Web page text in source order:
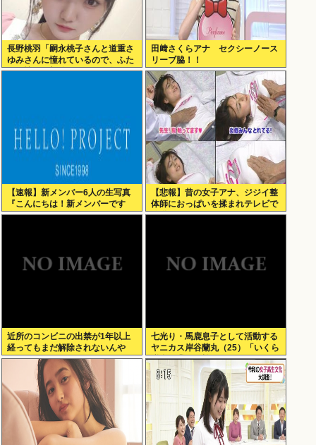
長野桃羽「嗣永桃子さんと道重さ
ゆみさんに憧れているので、ふた
りの憧れの部分をぎゅっと集めた
田﨑さくらアナ セクシーノース
リーブ脇！！
【速報】新メンバー6人の生写真
『こんにちは！新メンバーです
☆』
【悲報】昔の女子アナ、ジジイ整
体師におっぱいを揉まれテレビで
放送されてしまうwww
近所のコンビニの出禁が1年以上
経ってもまだ解除されないんや
が…
七光り・馬鹿息子として活動する
ヤニカス岸谷蘭丸（25）「いくら
税金を我々が払ってるんだと」